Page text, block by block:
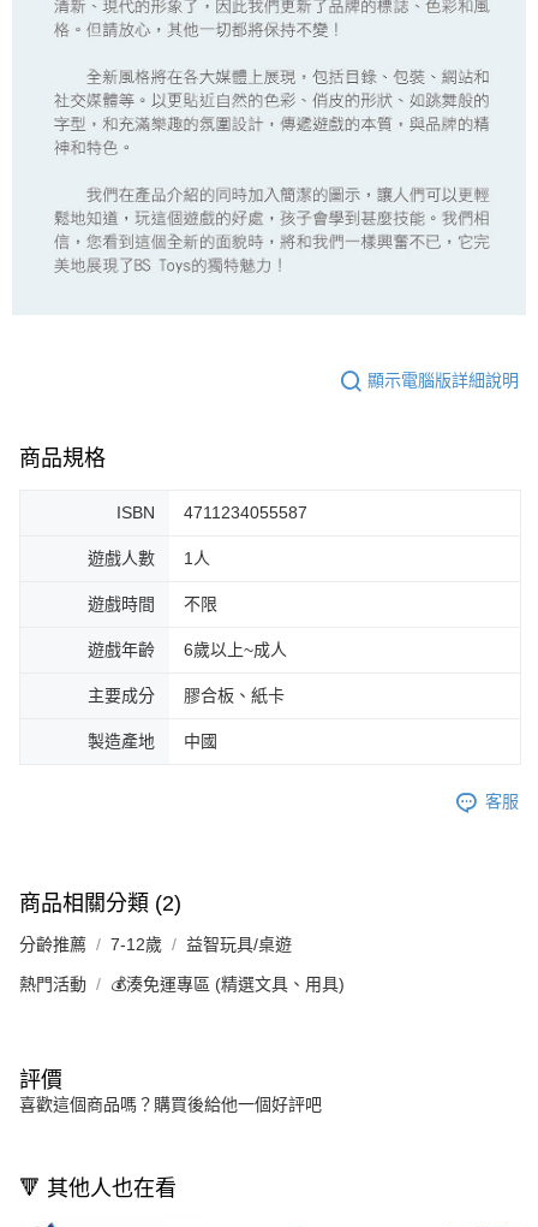
顯示電腦版詳細說明
商品規格
ISBN 4711234055587
遊戲人數 1人
遊戲時間 不限
遊戲年齡 6歲以上~成人
主要成分 膠合板、紙卡
製造產地 中國
客服
商品相關分類 (2)
分齡推薦 7-12歲 益智玩具/桌遊
熱門活動 💰湊免運專區 (精選文具、用具)
評價
喜歡這個商品嗎？購買後給他一個好評吧
🔻 其他人也在看